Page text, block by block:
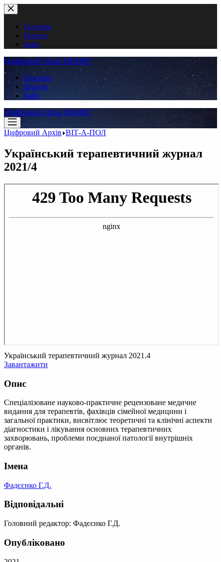
Перейти
до
вмістуГоловна
Пошук
Інфо
Цифровий Архів ННМБУ
Головна
Пошук
Інфо
Цифровий Архів ННМБУ
Цифровий Архів ВІТ-А-ПОЛ
Український терапевтичний журнал
2021/4
Український терапевтичний журнал 2021.4
Завантажити
Опис
Спеціалізоване науково-практичне рецензоване медичне
видання для терапевтів, фахівців сімейної медицини і
загальної практики, висвітлює теоретичні та клінічні аспекти
діагностики і лікування основних терапевтичних
захворювань, проблеми поєднаної патології внутрішніх
органів.
Імена
Фадєєнко Г.Д.
Відповідальні
Головний редактор: Фадєєнко Г.Д.
Опубліковано